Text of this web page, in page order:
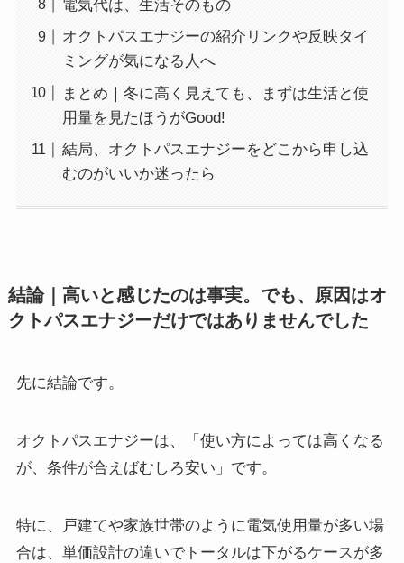
電気代は、生活そのもの
オクトパスエナジーの紹介リンクや反映タイ
ミングが気になる人へ
まとめ｜冬に高く見えても、まずは生活と使
用量を見たほうがGood!
結局、オクトパスエナジーをどこから申し込
むのがいいか迷ったら
結論｜高いと感じたのは事実。でも、原因はオ
クトパスエナジーだけではありませんでした
先に結論です。
オクトパスエナジーは、「使い方によっては高くなる
が、条件が合えばむしろ安い」です。
特に、戸建てや家族世帯のように電気使用量が多い場
合は、単価設計の違いでトータルは下がるケースが多